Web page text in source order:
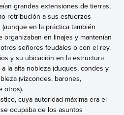
grandes extensiones de tierras,
retribución a sus esfuerzos
en la práctica también
organizaban en linajes y mantenían
señores feudales o con el rey.
y su ubicación en la estructura
la alta nobleza (duques, condes y
(vizcondes, barones,
otros).
cuya autoridad máxima era el
ocupaba de los asuntos